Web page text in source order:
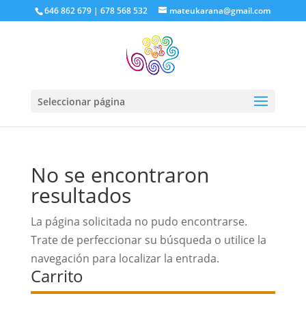
646 862 679 | 678 568 532 mateukarana@gmail.com
Seleccionar página
No se encontraron
resultados
La página solicitada no pudo encontrarse.
Trate de perfeccionar su búsqueda o utilice la
navegación para localizar la entrada.
Carrito